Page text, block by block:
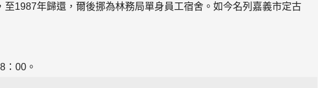
1987年歸還，爾後挪為林務局單身員工宿舍。如今名列嘉義市定古
：00。